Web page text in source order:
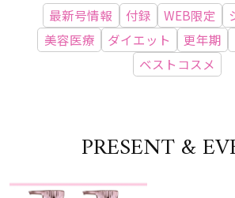
最新号情報 付録 WEB限定
美容医療
ダイエット 更年期
ベストコスメ
PRESENT &